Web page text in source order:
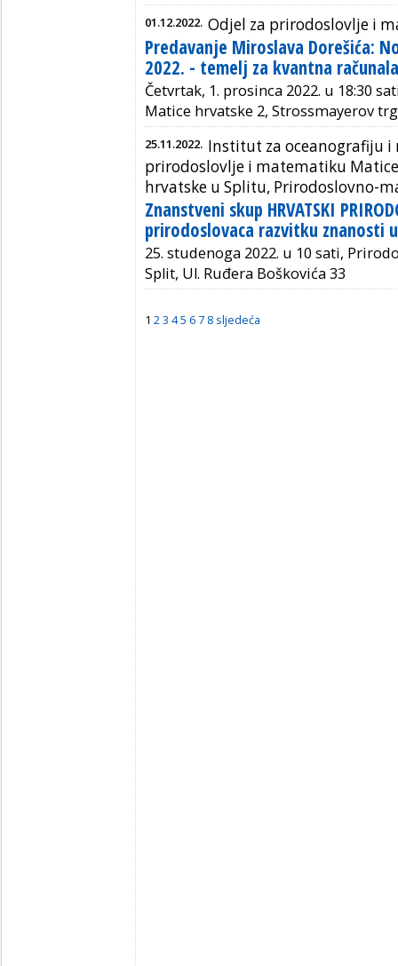
01.12.2022. Odjel za prirodoslovlje i
Predavanje Miroslava Dorešića:
2022. - temelj za kvantna računala
Četvrtak, 1. prosinca 2022. u 18:30
Matice hrvatske 2, Strossmayerov
25.11.2022. Institut za oceanografiju i
prirodoslovlje i matematiku
hrvatske u Splitu, Prirodoslovno-
Znanstveni skup HRVATSKI
prirodoslovaca razvitku znanosti
25. studenoga 2022. u 10 sati,
Split, Ul. Ruđera Boškovića 33
1 23 45 6 7 8 sljedeća